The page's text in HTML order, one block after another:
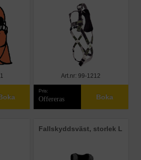
Art.nr: 99-1212
Pris:
Offereras Boka
Fallskyddsväst, storlek L